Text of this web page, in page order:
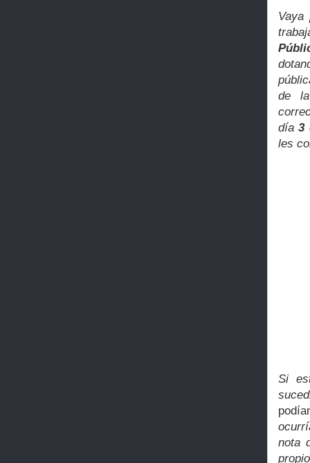
Vaya
de
día3
les
Si
nota